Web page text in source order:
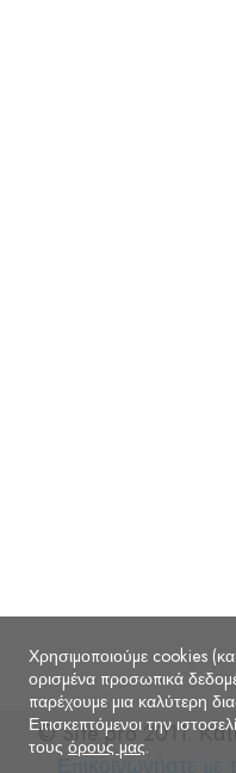
© Site.pro 2011.
Επικοινωνήστε
Επικοινωνήστε με
Χρησιμοποιούμε cookies
ορισμένα προσωπικά
παρέχουμε μια καλύτερη
Επισκεπτόμενοι την
τους όρους μας.